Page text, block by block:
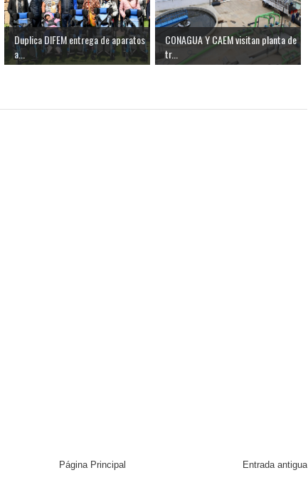
Duplica DIFEM entrega de aparatos
a...
CONAGUA Y CAEM visitan planta de
tr...
Entrada antigua
Página Principal